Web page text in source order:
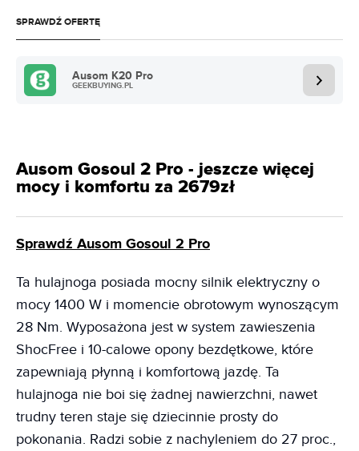
SPRAWDŹ OFERTĘ
Ausom K20 Pro
GEEKBUYING.PL
Ausom Gosoul 2 Pro - jeszcze więcej
mocy i komfortu za 2679zł
Sprawdź Ausom Gosoul 2 Pro
Ta hulajnoga posiada mocny silnik elektryczny o
mocy 1400 W i momencie obrotowym wynoszącym
28 Nm. Wyposażona jest w system zawieszenia
ShocFree i 10-calowe opony bezdętkowe, które
zapewniają płynną i komfortową jazdę. Ta
hulajnoga nie boi się żadnej nawierzchni, nawet
trudny teren staje się dziecinnie prosty do
pokonania. Radzi sobie z nachyleniem do 27 proc.,